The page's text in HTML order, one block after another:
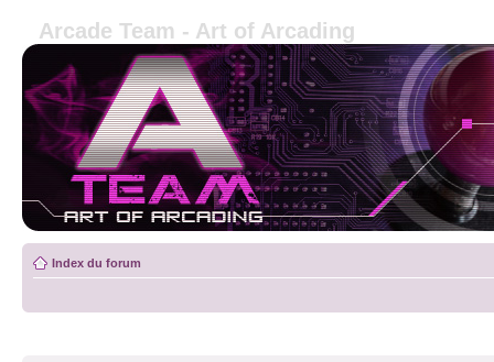
Arcade Team - Art of Arcading
Index du forum